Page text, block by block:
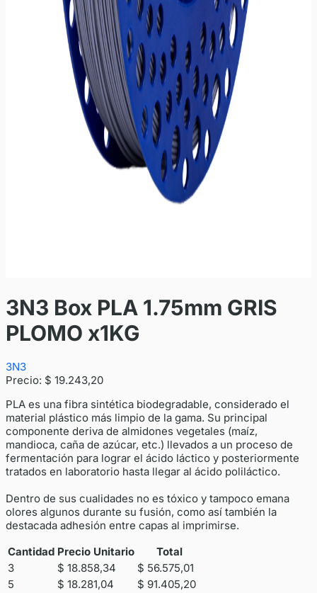
3N3 Box PLA 1.75mm GRIS
PLOMO x1KG
3N3
Precio: $ 19.243,20
PLA es una fibra sintética biodegradable, considerado el
material plástico más limpio de la gama. Su principal
componente deriva de almidones vegetales (maíz,
mandioca, caña de azúcar, etc.) llevados a un proceso de
fermentación para lograr el ácido láctico y posteriormente
tratados en laboratorio hasta llegar al ácido poliláctico.
Dentro de sus cualidades no es tóxico y tampoco emana
olores algunos durante su fusión, como así también la
destacada adhesión entre capas al imprimirse.
Cantidad Precio Unitario
Total
3
$ 18.858,34
$ 56.575,01
5
$ 18.281,04
$ 91.405,20